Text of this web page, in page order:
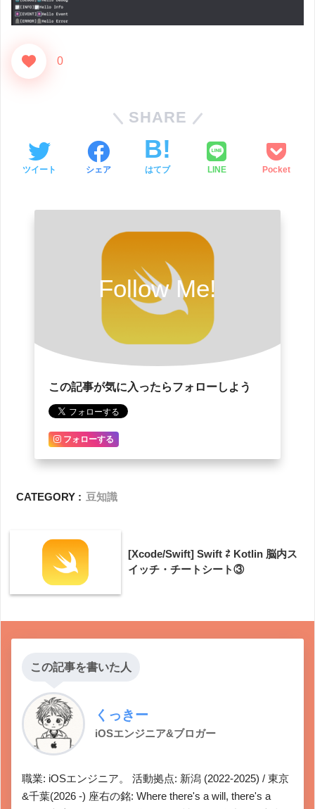
0
SHARE
ツイート シェア はてブ LINE Pocket
Follow Me!
この記事が気に入ったらフォローしよう
フォローする
CATEGORY : 豆知識
[Xcode/Swift] Swift ⇄ Kotlin 脳内ス
イッチ・チートシート③
この記事を書いた人
くっきー
iOSエンジニア&ブロガー
職業: iOSエンジニア。 活動拠点: 新潟 (2022-2025) / 東京
&千葉(2026 -) 座右の銘: Where there's a will, there's a